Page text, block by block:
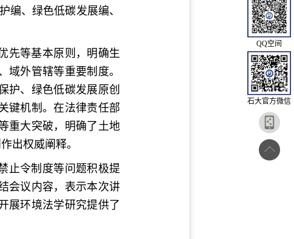
编、绿色低碳发展编、
先等基本原则，明确生
外管辖等重要制度。
护、绿色低碳发展原创
键机制。在法律责任部
重大突破，明确了土地
出权威阐释。
止令制度等问题积极提
会议内容，表示本次讲
展环境法学研究提供了
QQ空间
石大官方微信